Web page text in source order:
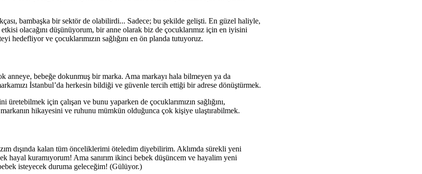
bambaşka bir sektör de olabilirdi... Sadece; bu şekilde gelişti. En güzel haliyle,
olacağını düşünüyorum, bir anne olarak biz de çocuklarımız için en iyisini
ve çocuklarımızın sağlığını en ön planda tutuyoruz.
bebeğe dokunmuş bir marka. Ama markayı hala bilmeyen ya da
İstanbul’da herkesin bildiği ve güvenle tercih ettiği bir adrese dönüştürmek.
için çalışan ve bunu yaparken de çocuklarımızın sağlığını,
hikayesini ve ruhunu mümkün olduğunca çok kişiye ulaştırabilmek.
dışında kalan tüm önceliklerimi öteledim diyebilirim. Aklımda sürekli yeni
hayal kuramıyorum! Ama sanırım ikinci bebek düşüncem ve hayalim yeni
isteyecek duruma geleceğim! (Gülüyor.)